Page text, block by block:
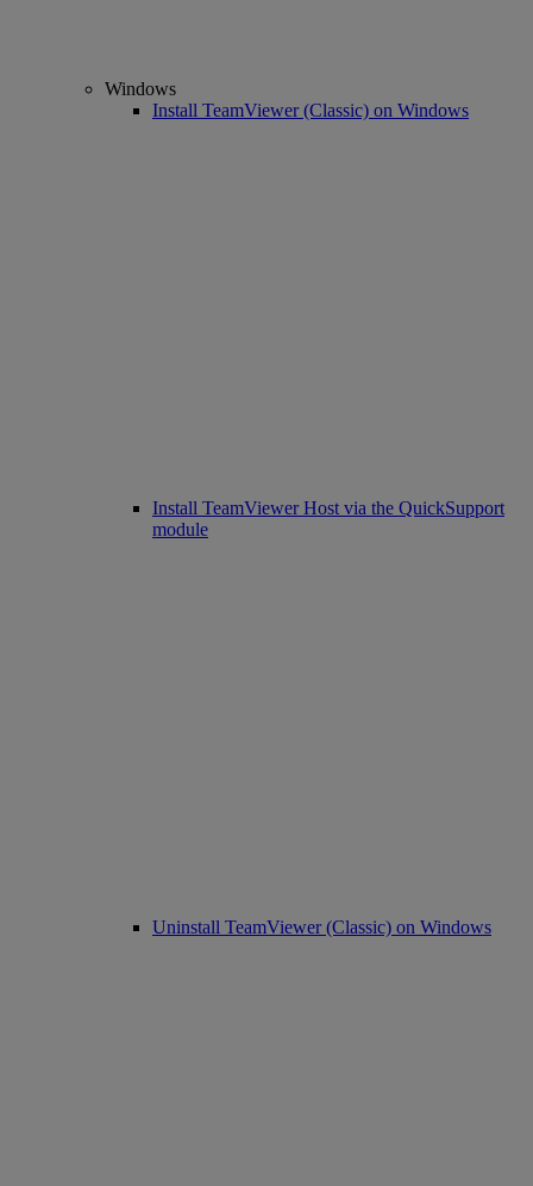
Windows
Install TeamViewer (Classic) on Windows
Install TeamViewer Host via the QuickSupport
module
Uninstall TeamViewer (Classic) on Windows